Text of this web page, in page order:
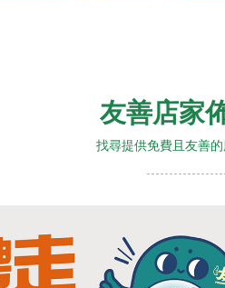
友善店家
找尋提供免費且友善